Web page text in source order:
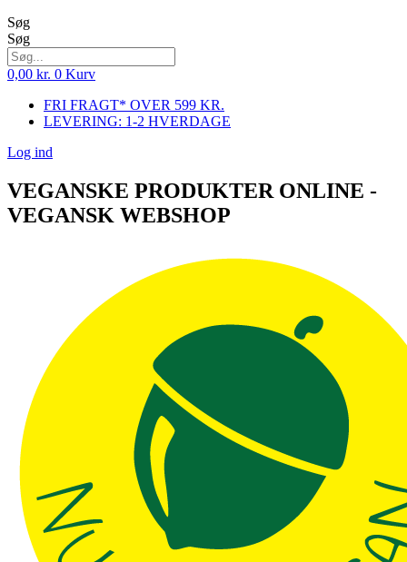
Søg
Søg
0,00 kr. 0 Kurv
FRI FRAGT* OVER 599 KR.
LEVERING: 1-2 HVERDAGE
Log ind
VEGANSKE PRODUKTER ONLINE -
VEGANSK WEBSHOP